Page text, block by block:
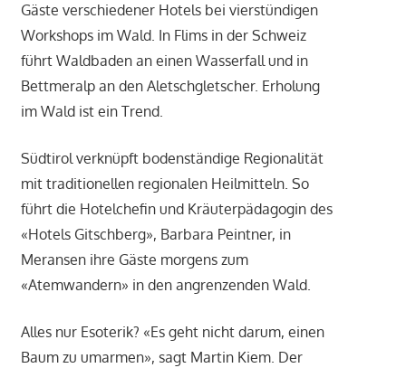
Gäste verschiedener Hotels bei vierstündigen
Workshops im Wald. In Flims in der Schweiz
führt Waldbaden an einen Wasserfall und in
Bettmeralp an den Aletschgletscher. Erholung
im Wald ist ein Trend.
Südtirol verknüpft bodenständige Regionalität
mit traditionellen regionalen Heilmitteln. So
führt die Hotelchefin und Kräuterpädagogin des
«Hotels Gitschberg», Barbara Peintner, in
Meransen ihre Gäste morgens zum
«Atemwandern» in den angrenzenden Wald.
Alles nur Esoterik? «Es geht nicht darum, einen
Baum zu umarmen», sagt Martin Kiem. Der